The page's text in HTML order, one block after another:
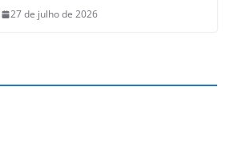
27 de julho de 2026